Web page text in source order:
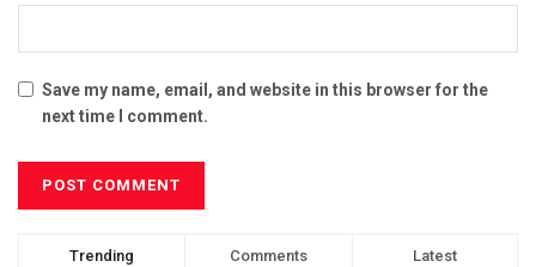
Save my name, email, and website in this browser for the
next time I comment.
Trending Comments Latest